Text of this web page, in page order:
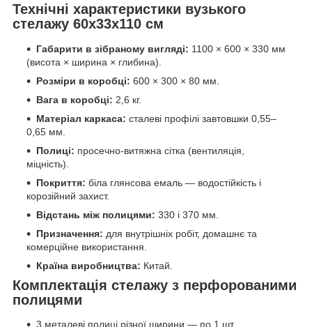
Технічні характеристики вузького
стелажу 60х33х110 см
Габарити в зібраному вигляді: 1100 × 600 × 330 мм
(висота × ширина × глибина).
Розміри в коробці: 600 × 300 × 80 мм.
Вага в коробці: 2,6 кг.
Матеріал каркаса: сталеві профілі завтовшки 0,55–
0,65 мм.
Полиці: просечно-витяжна сітка (вентиляція,
міцність).
Покриття: біла глянсова емаль — водостійкість і
корозійний захист.
Відстань між полицями: 330 і 370 мм.
Призначення: для внутрішніх робіт, домашнє та
комерційне використання.
Країна виробництва: Китай.
Комплектація стелажу з перфорованими
полицями
3 металеві полиці різної ширини — по 1 шт.